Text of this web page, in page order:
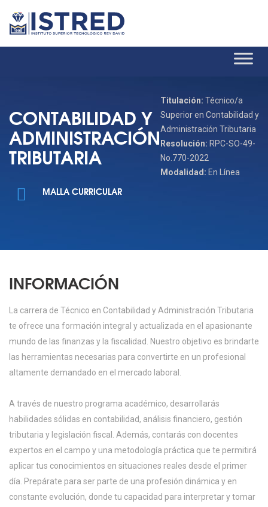
CONTABILIDAD Y
ADMINISTRACIÓN
TRIBUTARIA
Titulación: Técnico/a
Superior en Contabilidad y
Administración Tributaria
Resolución: RPC-SO-49-
No.770-2022
Modalidad: En Línea
MALLA CURRICULAR
INFORMACIÓN
La carrera de Técnico en Contabilidad y Administración Tributaria
te ofrece una formación integral y actualizada en el apasionante
mundo de las finanzas y la fiscalidad. Nuestro objetivo es brindarte
las herramientas necesarias para convertirte en un profesional
altamente demandado en el mercado laboral.
A través de nuestro programa académico, desarrollarás
habilidades sólidas en contabilidad, análisis financiero, gestión
tributaria y legislación fiscal. Además, contarás con docentes
expertos en el campo y una metodología práctica que te permitirá
aplicar tus conocimientos en situaciones reales desde el primer
día. Prepárate para ser parte de una profesión dinámica y en
constante evolución, donde tu capacidad para interpretar y tomar